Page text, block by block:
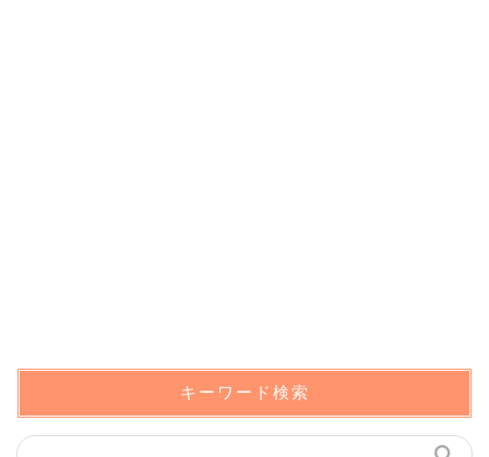
キーワード検索